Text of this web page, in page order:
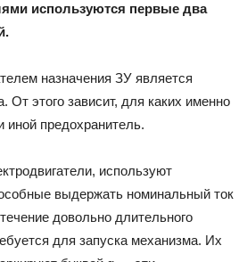
используются первые два
назначения ЗУ является
От этого зависит, для каких именно
иной предохранитель.
используют
выдержать номинальный ток
довольно длительного
для запуска механизма. Их